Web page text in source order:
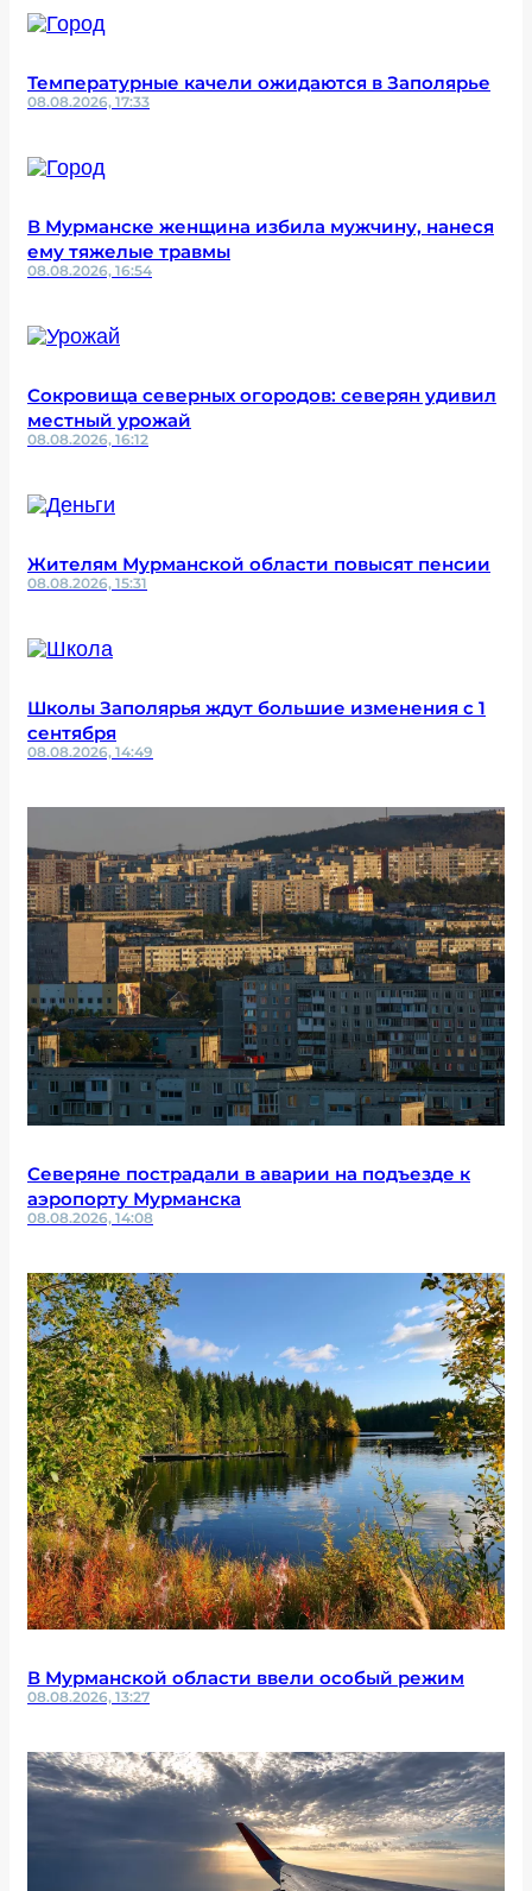
Температурные качели ожидаются в Заполярье
08.08.2026, 17:33
В Мурманске женщина избила мужчину, нанеся
ему тяжелые травмы
08.08.2026, 16:54
Сокровища северных огородов: северян удивил
местный урожай
08.08.2026, 16:12
Жителям Мурманской области повысят пенсии
08.08.2026, 15:31
Школы Заполярья ждут большие изменения с 1
сентября
08.08.2026, 14:49
Северяне пострадали в аварии на подъезде к
аэропорту Мурманска
08.08.2026, 14:08
В Мурманской области ввели особый режим
08.08.2026, 13:27